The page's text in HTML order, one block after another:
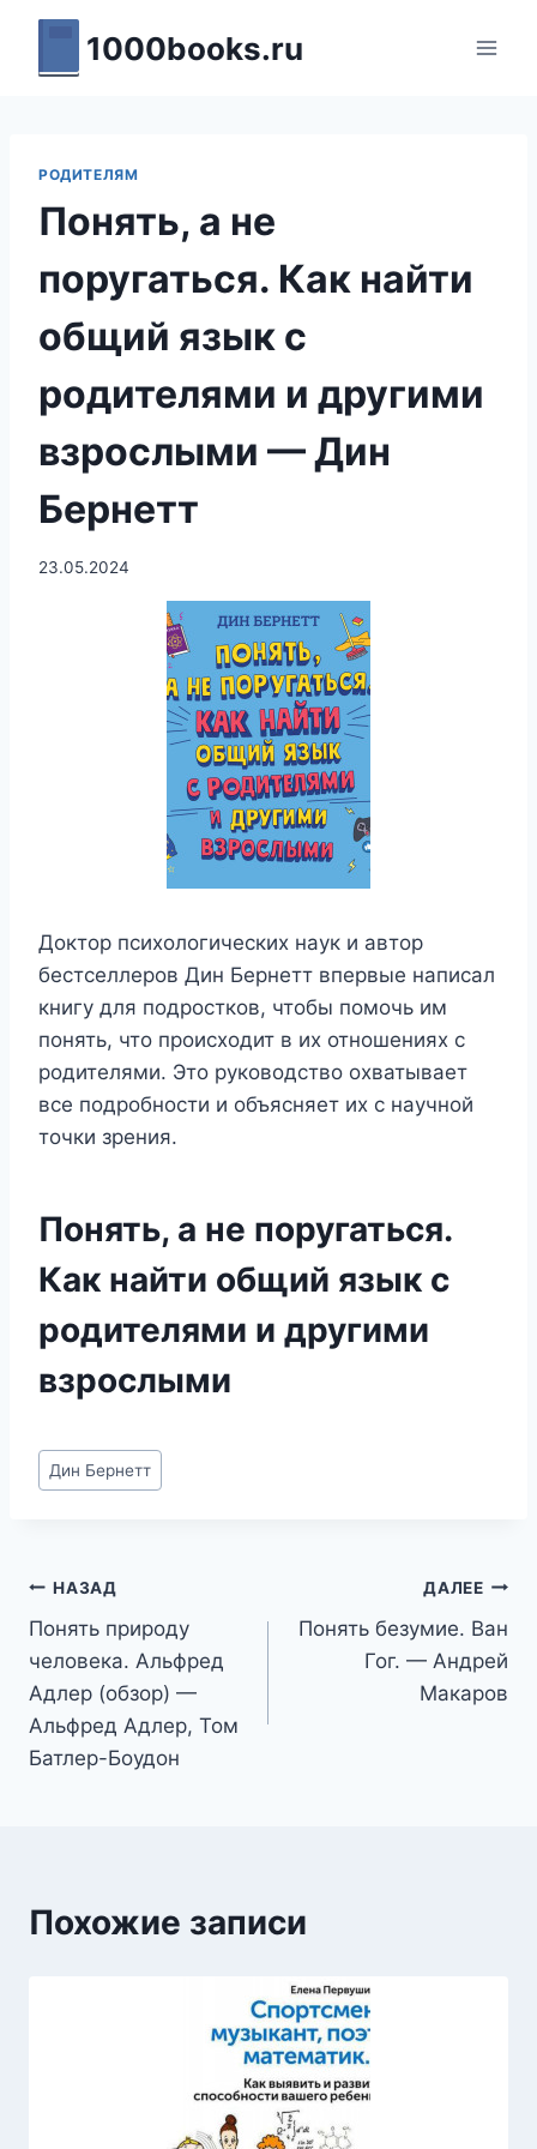
Перейти
содержимому
1000books.ru
РОДИТЕЛЯМ
Понять, а не
поругаться. Как найти
общий язык с
родителями и другими
взрослыми — Дин
Бернетт
23.05.2024
Доктор психологических наук и автор
бестселлеров Дин Бернетт впервые написал
книгу для подростков, чтобы помочь им
понять, что происходит в их отношениях с
родителями. Это руководство охватывает
все подробности и объясняет их с научной
точки зрения.
Понять, а не поругаться.
Как найти общий язык с
родителями и другими
взрослыми
Метки
записи:
Дин Бернетт
Навигация
по
записям
НАЗАД
Понять природу
человека. Альфред
Адлер (обзор) —
Альфред Адлер, Том
Батлер-Боудон
ДАЛЕЕ
Понять безумие. Ван
Гог. — Андрей
Макаров
Похожие записи